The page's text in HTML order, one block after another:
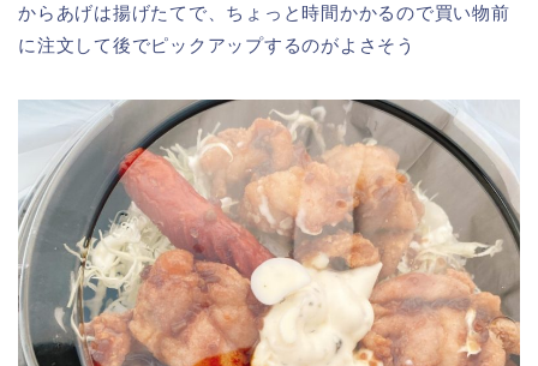
からあげは揚げたてで、ちょっと時間かかるので買い物前
に注文して後でピックアップするのがよさそう